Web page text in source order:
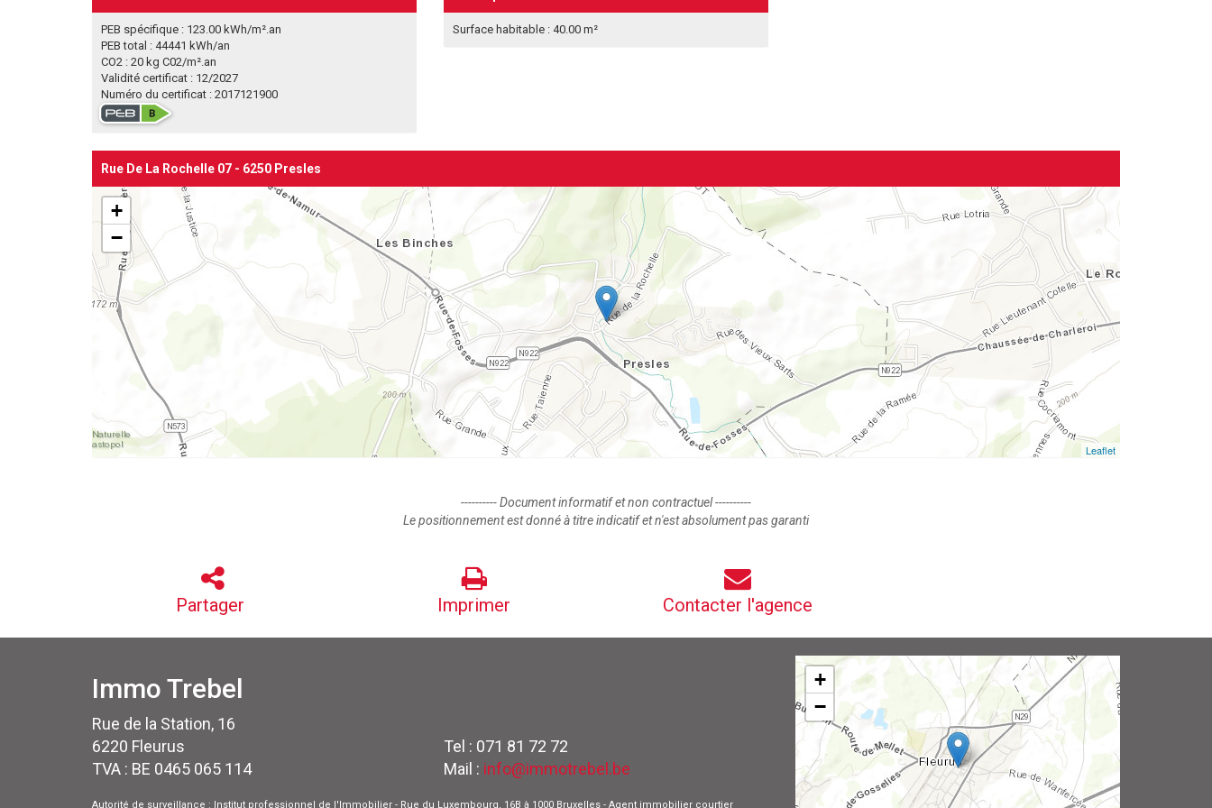
PEB spécifique : 123.00 kWh/m².an
PEB total : 44441 kWh/an
CO2 : 20 kg C02/m².an
Validité certificat : 12/2027
Numéro du certificat : 2017121900
Surface habitable : 40.00 m²
Rue De La Rochelle 07 - 6250 Presles
+
−
Leaflet
---------- Document informatif et non contractuel ----------
Le positionnement est donné à titre indicatif et n'est absolument pas garanti
Partager Imprimer Contacter l'agence
Immo Trebel
Rue de la Station, 16
6220 Fleurus
TVA : BE 0465 065 114
Tel : 071 81 72 72
Mail : info@immotrebel.be
Autorité de surveillance : Institut professionnel de l'Immobilier - Rue du Luxembourg, 16B à 1000 Bruxelles - Agent immobilier courtier
+
−